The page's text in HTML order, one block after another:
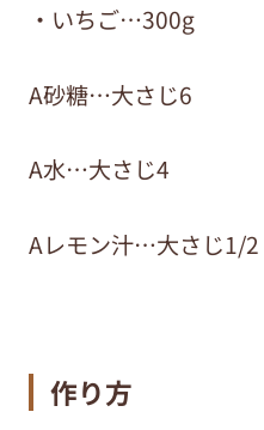
・いちご…300g
A砂糖…大さじ6
A水…大さじ4
Aレモン汁…大さじ1/2
作り方